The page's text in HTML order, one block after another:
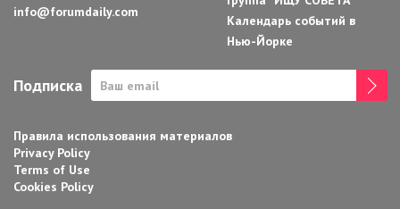
info@forumdaily.com
Календарь событий в
Нью-Йорке
Подписка
Правила использования материалов
Privacy Policy
Terms of Use
Cookies Policy